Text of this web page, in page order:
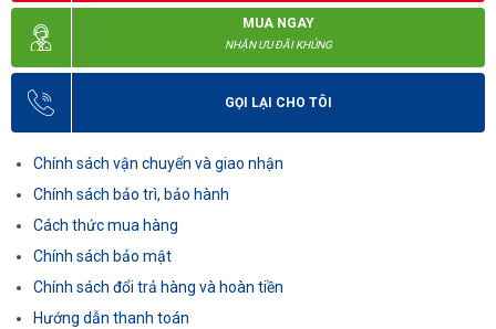
MUA NGAY
NHẬN ƯU ĐÃI KHỦNG
GỌI LẠI CHO TÔI
Chính sách vận chuyển và giao nhận
Chính sách bảo trì, bảo hành
Cách thức mua hàng
Chính sách bảo mật
Chính sách đổi trả hàng và hoàn tiền
Hướng dẫn thanh toán